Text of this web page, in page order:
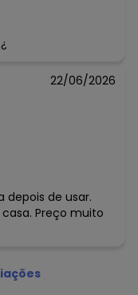
22/06/2026
depois de usar.
Preço muito